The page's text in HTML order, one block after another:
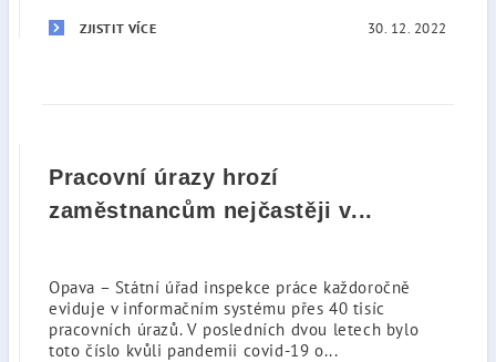
ZJISTIT VÍCE 30. 12. 2022
Pracovní úrazy hrozí
zaměstnancům nejčastěji v...
Opava – Státní úřad inspekce práce každoročně
eviduje v informačním systému přes 40 tisíc
pracovních úrazů. V posledních dvou letech bylo
toto číslo kvůli pandemii covid-19 o...